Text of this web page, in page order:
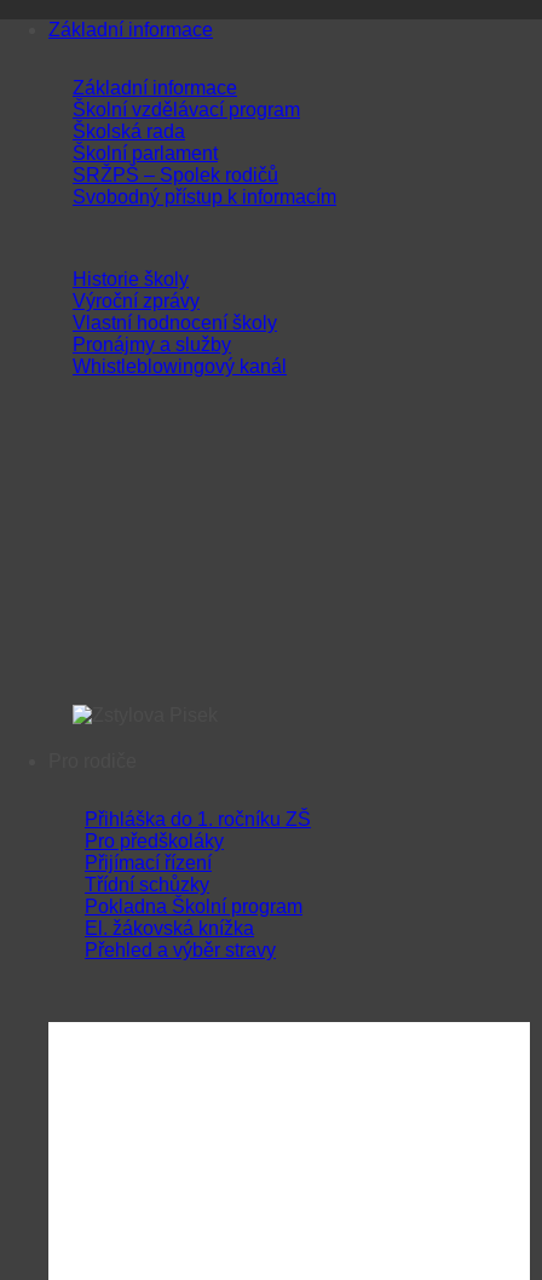
PřeskočitZákladní informace
Základní informace
Školní vzdělávací program
Školská rada
Školní parlament
SRŽPŠ – Spolek rodičů
Svobodný přístup k informacím
Historie školy
Výroční zprávy
Vlastní hodnocení školy
Pronájmy a služby
Whistleblowingový kanál
Přihláška do 1. ročníku ZŠ
Pro předškoláky
Přijímací řízení
Třídní schůzky
Pokladna Školní program
El. žákovská knížka
Přehled a výběr stravy